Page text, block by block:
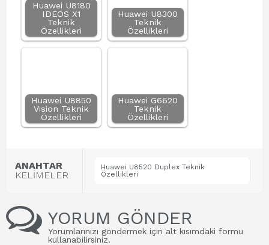
Huawei U8180
IDEOS X1
Teknik
Özellikleri
Huawei U8300
Teknik
Özellikleri
Huawei U8850
Vision Teknik
Özellikleri
Huawei G6620
Teknik
Özellikleri
ANAHTAR
KELİMELER
Huawei U8520 Duplex Teknik
Özellikleri
YORUM GÖNDER
Yorumlarınızı göndermek için alt kısımdaki formu
kullanabilirsiniz.